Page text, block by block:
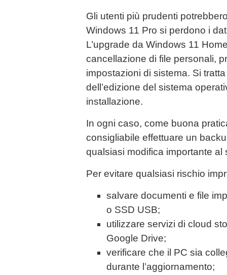
Gli utenti più prudenti
Windows 11 Pro si perdono i
L’upgrade da Windows 11
cancellazione di file personali,
impostazioni di sistema. Si
dell’edizione del sistema
installazione.
In ogni caso, come buona
consigliabile effettuare un
qualsiasi modifica importante al
Per evitare qualsiasi rischio
salvare documenti e file
o SSD USB;
utilizzare servizi di cloud
Google Drive;
verificare che il PC sia
durante l’aggiornamento;